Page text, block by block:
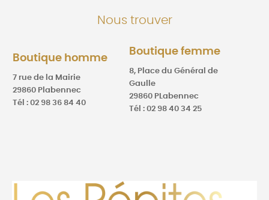
Nous trouver
Boutique homme
7 rue de la Mairie
29860 Plabennec
Tél : 02 98 36 84 40
Boutique femme
8, Place du Général de
Gaulle
29860 PLabennec
Tél : 02 98 40 34 25